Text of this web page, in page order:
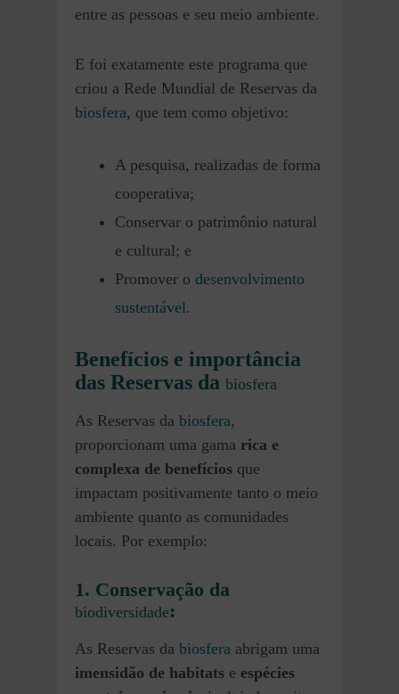
entre as pessoas e seu meio ambiente.
E foi exatamente este programa que
criou a Rede Mundial de Reservas da
biosfera, que tem como objetivo:
A pesquisa, realizadas de forma
cooperativa;
Conservar o patrimônio natural
e cultural; e
Promover o desenvolvimento
sustentável.
Benefícios e importância
das Reservas da biosfera
As Reservas da biosfera,
proporcionam uma gama rica e
complexa de benefícios que
impactam positivamente tanto o meio
ambiente quanto as comunidades
locais. Por exemplo:
1. Conservação da
biodiversidade:
As Reservas da biosfera abrigam uma
imensidão de habitats e espécies